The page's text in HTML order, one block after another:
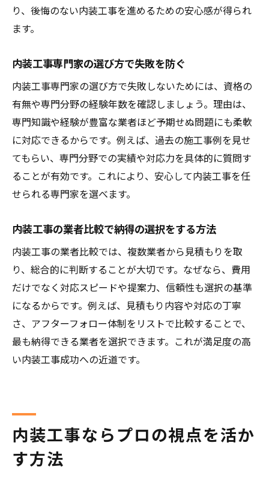
り、後悔のない内装工事を進めるための安心感が得られ
ます。
内装工事専門家の選び方で失敗を防ぐ
内装工事専門家の選び方で失敗しないためには、資格の
有無や専門分野の経験年数を確認しましょう。理由は、
専門知識や経験が豊富な業者ほど予期せぬ問題にも柔軟
に対応できるからです。例えば、過去の施工事例を見せ
てもらい、専門分野での実績や対応力を具体的に質問す
ることが有効です。これにより、安心して内装工事を任
せられる専門家を選べます。
内装工事の業者比較で納得の選択をする方法
内装工事の業者比較では、複数業者から見積もりを取
り、総合的に判断することが大切です。なぜなら、費用
だけでなく対応スピードや提案力、信頼性も選択の基準
になるからです。例えば、見積もり内容や対応の丁寧
さ、アフターフォロー体制をリストで比較することで、
最も納得できる業者を選択できます。これが満足度の高
い内装工事成功への近道です。
内装工事ならプロの視点を活か
す方法